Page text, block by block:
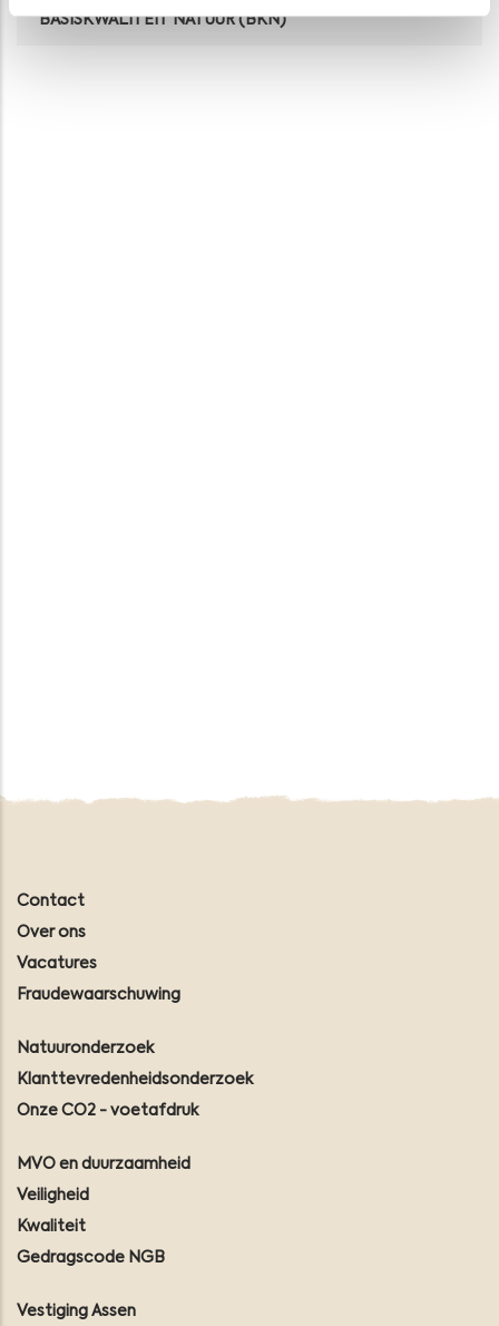
BASISKWALITEIT NATUUR (BKN)
Contact
Over ons
Vacatures
Fraudewaarschuwing
Natuuronderzoek
Klanttevredenheidsonderzoek
Onze CO2 - voetafdruk
MVO en duurzaamheid
Veiligheid
Kwaliteit
Gedragscode NGB
Vestiging Assen